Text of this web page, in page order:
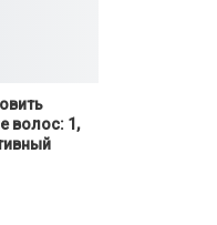
волос: 1,